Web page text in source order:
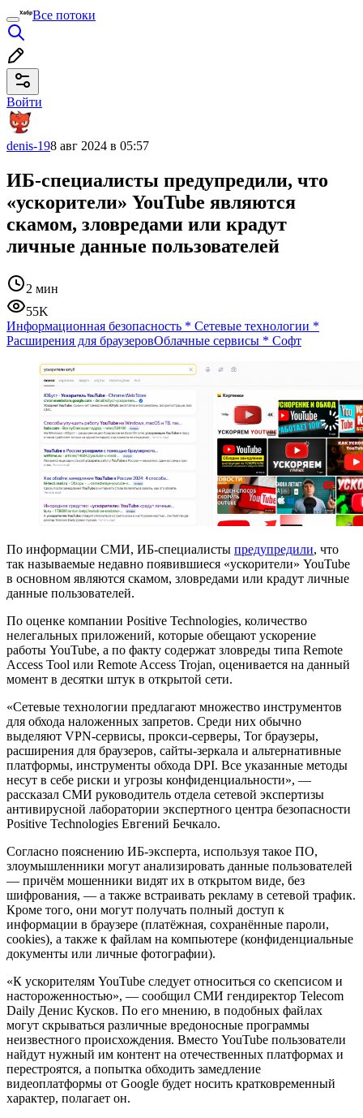
Все потоки
Войти
denis-198 авг 2024 в 05:57
ИБ-специалисты предупредили, что
«ускорители» YouTube являются
скамом, зловредами или крадут
личные данные пользователей
2 мин
55K
Информационная безопасность * Сетевые технологии *
Расширения для браузеровОблачные сервисы * Софт
По информации СМИ, ИБ-специалисты предупредили, что
так называемые недавно появившиеся «ускорители» YouTube
в основном являются скамом, зловредами или крадут личные
данные пользователей.
По оценке компании Positive Technologies, количество
нелегальных приложений, которые обещают ускорение
работы YouTube, а по факту содержат зловреды типа Remote
Access Tool или Remote Access Trojan, оценивается на данный
момент в десятки штук в открытой сети.
«Сетевые технологии предлагают множество инструментов
для обхода наложенных запретов. Среди них обычно
выделяют VPN-сервисы, прокси-серверы, Tor браузеры,
расширения для браузеров, сайты-зеркала и альтернативные
платформы, инструменты обхода DPI. Все указанные методы
несут в себе риски и угрозы конфиденциальности», —
рассказал СМИ руководитель отдела сетевой экспертизы
антивирусной лаборатории экспертного центра безопасности
Positive Technologies Евгений Бечкало.
Согласно пояснению ИБ-эксперта, используя такое ПО,
злоумышленники могут анализировать данные пользователей
— причём мошенники видят их в открытом виде, без
шифрования, — а также встраивать рекламу в сетевой трафик.
Кроме того, они могут получать полный доступ к
информации в браузере (платёжная, сохранённые пароли,
cookies), а также к файлам на компьютере (конфиденциальные
документы или личные фотографии).
«К ускорителям YouTube следует относиться со скепсисом и
настороженностью», — сообщил СМИ гендиректор Telecom
Daily Денис Кусков. По его мнению, в подобных файлах
могут скрываться различные вредоносные программы
неизвестного происхождения. Вместо YouTube пользователи
найдут нужный им контент на отечественных платформах и
перестроятся, а попытка обходить замедление
видеоплатформы от Google будет носить кратковременный
характер, полагает он.